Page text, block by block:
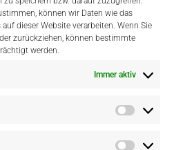
können wir Daten wie das
dieser Website verarbeiten. Wenn Sie
zurückziehen, können bestimmte
werden.
Immer aktiv